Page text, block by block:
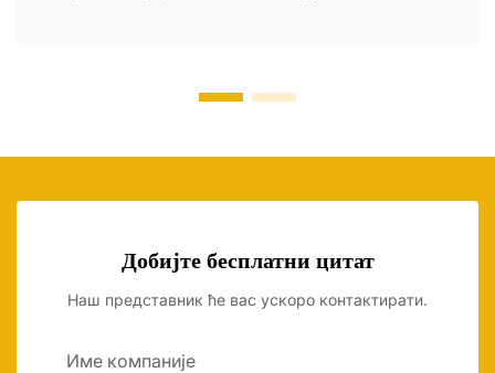
Добијте бесплатни цитат
Наш представник ће вас ускоро контактирати.
Име компаније